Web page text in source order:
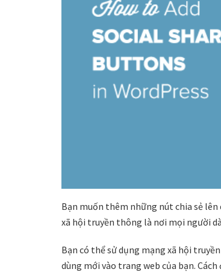
Bạn muốn thêm những nút chia sẻ
xã hội truyền thông là nơi mọi người
Bạn có thể sử dụng mạng xã hội
dùng mới vào trang web của bạn.